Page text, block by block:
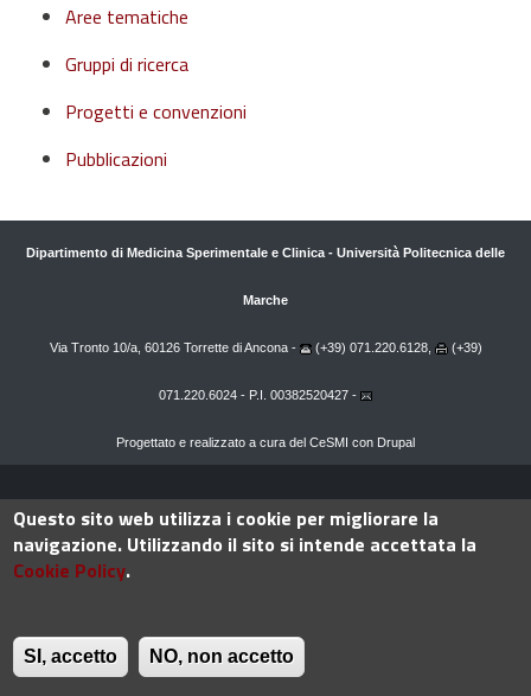
Aree tematiche
Gruppi di ricerca
Progetti e convenzioni
Pubblicazioni
Dipartimento di Medicina Sperimentale e Clinica - Università Politecnica delle
Marche
Via Tronto 10/a, 60126 Torrette di Ancona - (+39) 071.220.6128, (+39)
071.220.6024 - P.I. 00382520427 -
Progettato e realizzato a cura del CeSMI con Drupal
100%
Questo sito web utilizza i cookie per migliorare la
navigazione. Utilizzando il sito si intende accettata la
Cookie Policy.
SI, accetto NO, non accetto